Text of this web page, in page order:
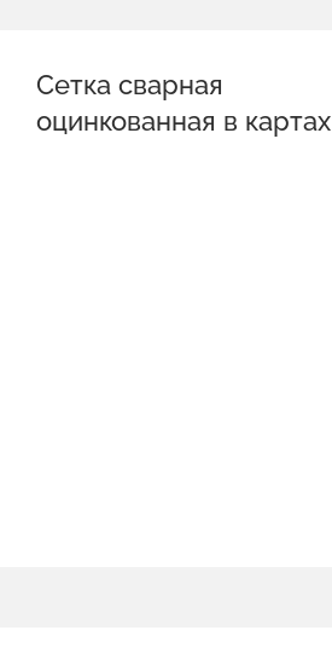
Сетка сварная
оцинкованная в картах